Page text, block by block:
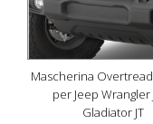
Mascherina
per Jeep Wrangler
Gladiator JT